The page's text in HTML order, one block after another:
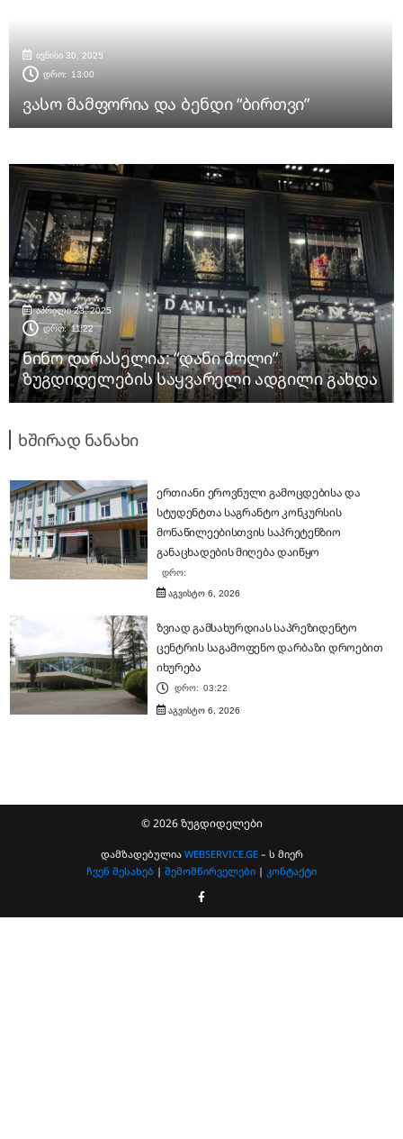
ივნისი 30, 2025
დრო:
13:00
ვასო მამფორია და ბენდი “ბირთვი”
აპრილი 23, 2025
დრო: 11:22
ნინო დარასელია: “დანი მოლი”
ზუგდიდელების საყვარელი ადგილი გახდა
ხშირად ნანახი
ერთიანი ეროვნული გამოცდებისა და
სტუდენტთა საგრანტო კონკურსის
მონაწილეებისთვის საპრეტენზიო
განაცხადების მიღება დაიწყო
დრო:
აგვისტო 6, 2026
ზვიად გამსახურდიას საპრეზიდენტო
ცენტრის საგამოფენო დარბაზი დროებით
იხურება
დრო: 03:22
აგვისტო 6, 2026
© 2026 ზუგდიდელები
დამზადებულია WEBSERVICE.GE– ს მიერ
ჩვენ შესახებ | შემომწირველები | კონტაქტი